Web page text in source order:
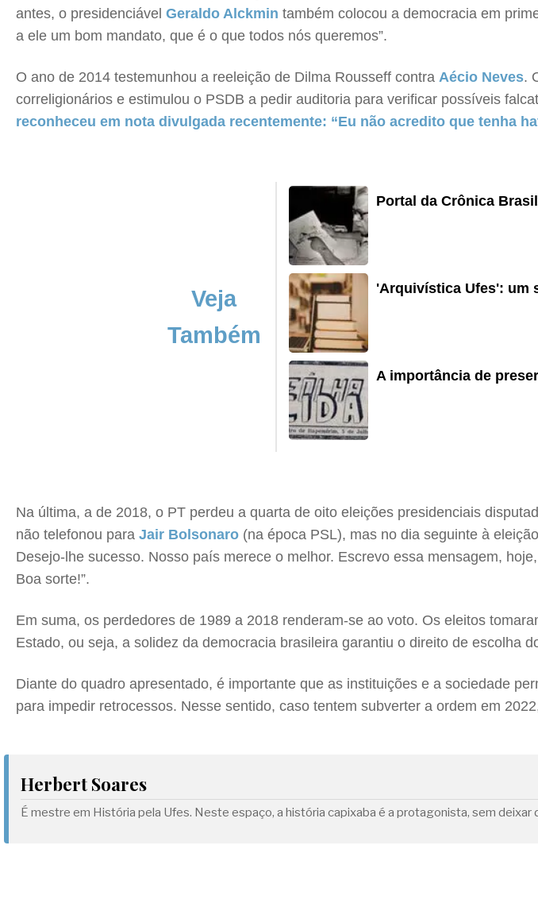
antes, o presidenciável Geraldo Alckmin também colocou a democracia em
a ele um bom mandato, que é o que todos nós queremos”.
O ano de 2014 testemunhou a reeleição de Dilma Rousseff contra Aécio Neves.
correligionários e estimulou o PSDB a pedir auditoria para verificar possíveis
reconheceu em nota divulgada recentemente: “Eu não acredito que tenha
Veja
Também
Portal da Crônica
'Arquivística Ufes': um
A importância de
Na última, a de 2018, o PT perdeu a quarta de oito eleições presidenciais
não telefonou para Jair Bolsonaro (na época PSL), mas no dia seguinte à
Desejo-lhe sucesso. Nosso país merece o melhor. Escrevo essa mensagem,
Boa sorte!”.
Em suma, os perdedores de 1989 a 2018 renderam-se ao voto. Os eleitos
Estado, ou seja, a solidez da democracia brasileira garantiu o direito de escolha
Diante do quadro apresentado, é importante que as instituições e a sociedade
para impedir retrocessos. Nesse sentido, caso tentem subverter a ordem em
Herbert Soares
É mestre em História pela Ufes. Neste espaço, a história capixaba é a protagonista, sem deixar